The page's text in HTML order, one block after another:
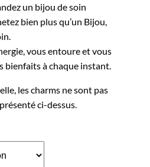
un bijou de soin
bien plus qu’un Bijou,
vous entoure et vous
bienfaits à chaque instant.
les charms ne sont pas
ci-dessus.